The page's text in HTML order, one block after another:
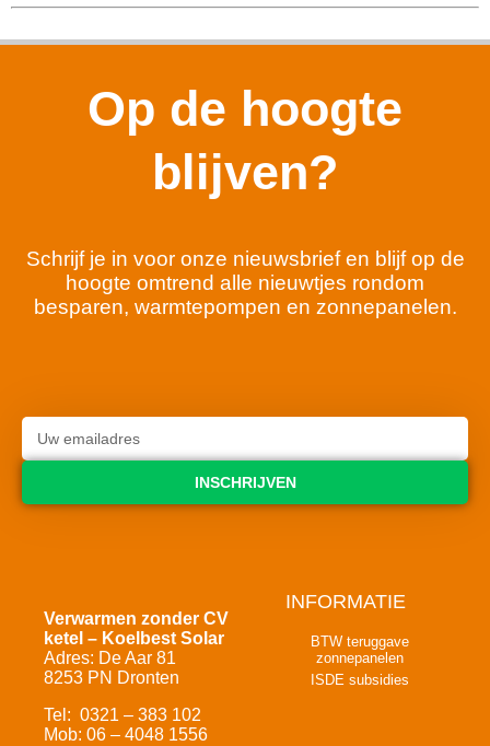
Op de hoogte
blijven?
Schrijf je in voor onze nieuwsbrief en blijf op de
hoogte omtrend alle nieuwtjes rondom
besparen, warmtepompen en zonnepanelen.
INSCHRIJVEN
Verwarmen zonder CV
ketel – Koelbest Solar
Adres: De Aar 81
8253 PN Dronten
Tel: 0321 – 383 102
Mob: 06 – 4048 1556
INFORMATIE
BTW teruggave
zonnepanelen
ISDE subsidies